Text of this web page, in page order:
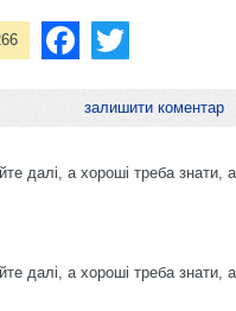
залишити коментар
далі, а хороші треба знати, а
далі, а хороші треба знати, а